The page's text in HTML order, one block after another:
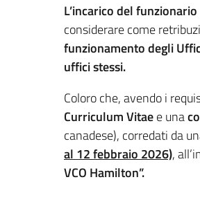
L’incarico del
considerare come
funzionamento degli
uffici stessi.
Coloro che, avendo i
Curriculum Vitaee una
canadese), corredati da
al 12 febbraio 2026),
VCO Hamilton”.